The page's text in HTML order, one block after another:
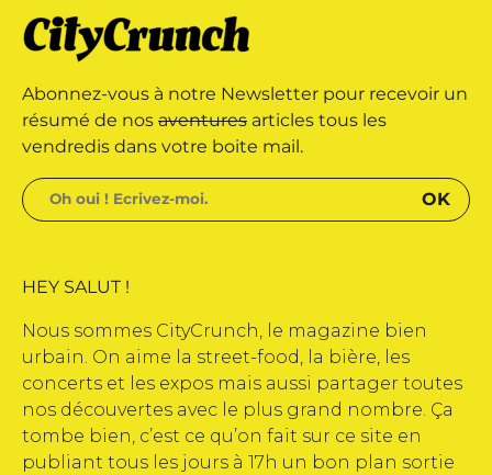
déposée • Tous droits
par Buena Onda Web •
Abonnez-vous à notre Newsletter pour recevoir un
résumé de nos aventures articles tous les
vendredis dans votre boite mail.
HEY SALUT !
Nous sommes CityCrunch, le magazine bien
urbain. On aime la street-food, la bière, les
concerts et les expos mais aussi partager toutes
nos découvertes avec le plus grand nombre. Ça
tombe bien, c’est ce qu’on fait sur ce site en
publiant tous les jours à 17h un bon plan sortie